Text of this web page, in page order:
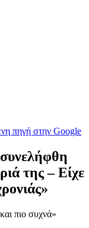
πηγή στην Google
της – Είχε
πιο συχνά»